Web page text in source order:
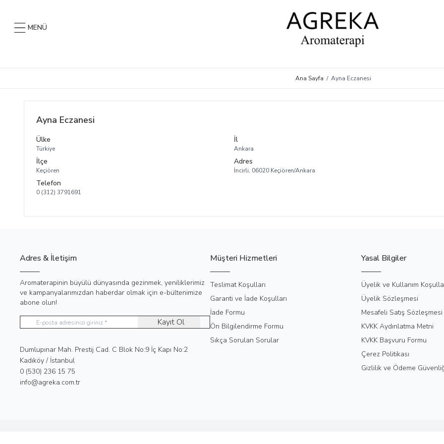
MENÜ
Ana Sayfa / Ayna Eczanesi
Ayna Eczanesi
Ülke
Türkiye
İl
Ankara
İlçe
Keçiören
Adres
İncirli, 06020 Keçiören/Ankara
Telefon
0 (312) 3791691
Adres & İletişim
Aromaterapinin büyülü dünyasında gezinmek, yeniliklerimiz
ve kampanyalarımızdan haberdar olmak için e-bültenimize
abone olun!
Kayıt Ol
Adres
Dumlupınar Mah. Prestij Cad. C Blok No:9 İç Kapı No:2
Kadıköy / İstanbul
Telefon
0 (530) 236 15 75
E-Posta
info@agreka.com.tr
Müşteri Hizmetleri
Teslimat Koşulları
Garanti ve İade Koşulları
İade Formu
Ön Bilgilendirme Formu
Sıkça Sorulan Sorular
Yasal Bilgiler
Üyelik ve Kullanım
Üyelik Sözleşmesi
Mesafeli Satış Sözleşmesi
KVKK Aydınlatma Metni
KVKK Başvuru Formu
Çerez Politikası
Gizlilik ve Ödeme